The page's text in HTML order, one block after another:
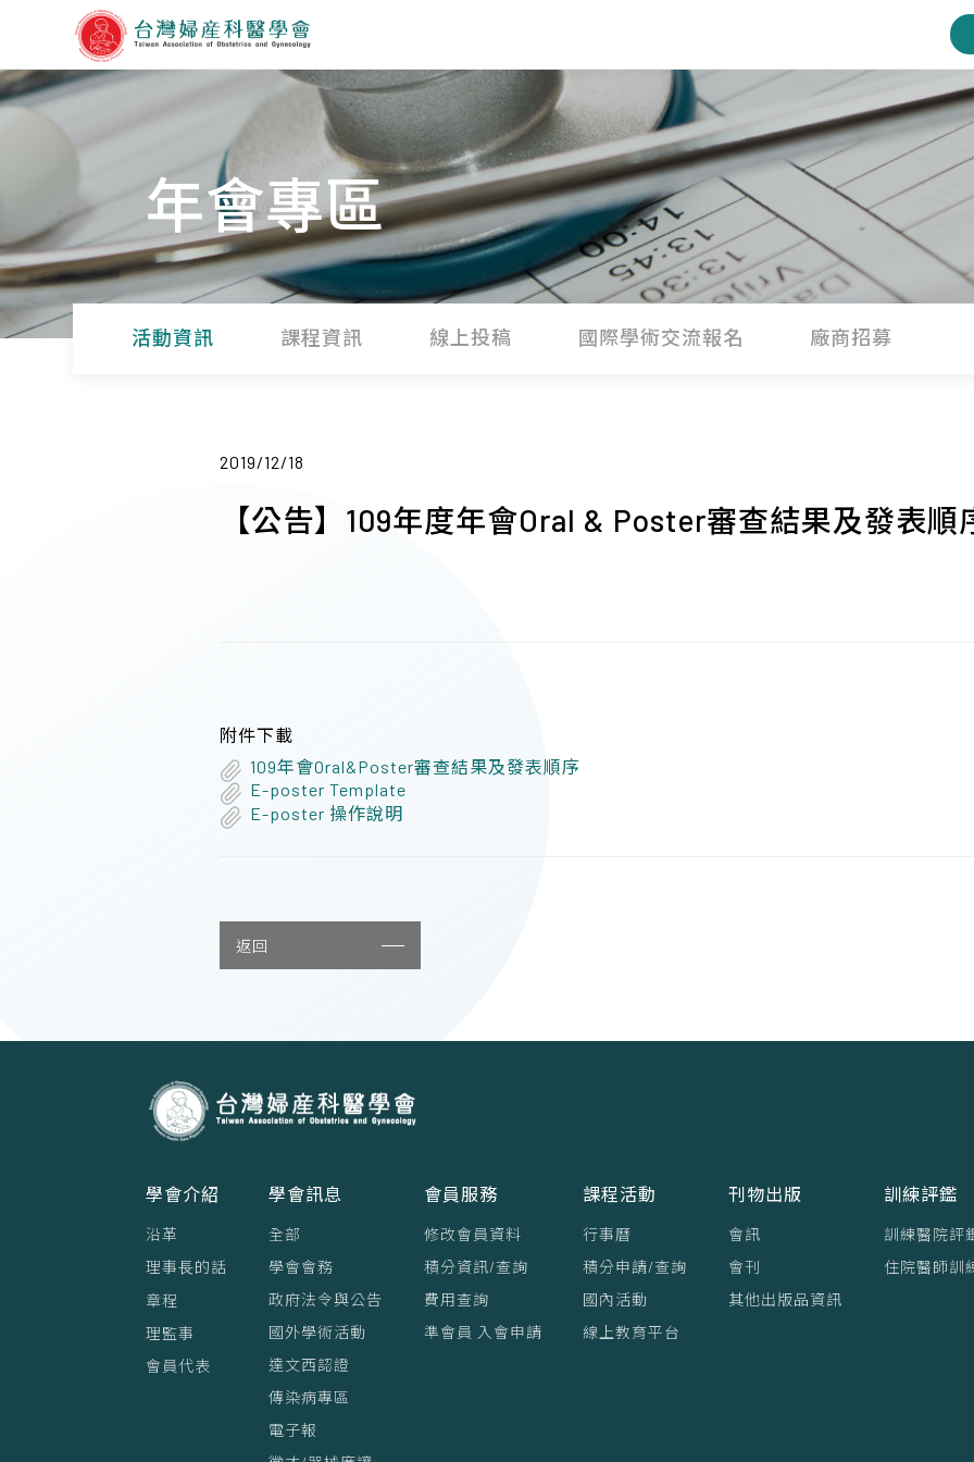
年會專區
活動資訊 課程資訊 線上投稿 國際學術交流報名 廠商招募
2019/12/18
【公告】109年度年會Oral & Poster審查結果及發表順
附件下載
109年會Oral&Poster審查結果及發表順序
E-poster Template
E-poster 操作說明
返回
學會介紹
沿革
理事⻑的話
章程
理監事
會員代表
學會訊息
全部
學會會務
政府法令與公告
國外學術活動
達文西認證
傳染病專區
電子報
會員服務
修改會員資料
積分資訊/查詢
費用查詢
準會員 入會申請
課程活動
行事曆
積分申請/查詢
國內活動
線上教育平台
刊物出版
會訊
會刊
其他出版品資訊
訓練評鑑
訓練醫院評
住院醫師訓